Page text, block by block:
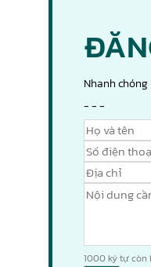
Nhanh
- - -
1000 ký tự còn